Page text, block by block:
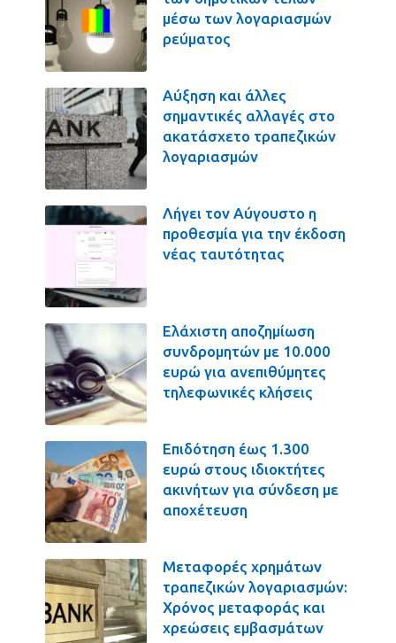
μέσω των λογαριασμών
ρεύματος
Αύξηση και άλλες
σημαντικές αλλαγές στο
ακατάσχετο τραπεζικών
λογαριασμών
Λήγει τον Αύγουστο η
προθεσμία για την έκδοση
νέας ταυτότητας
Ελάχιστη αποζημίωση
συνδρομητών με 10.000
ευρώ για ανεπιθύμητες
τηλεφωνικές κλήσεις
Επιδότηση έως 1.300
ευρώ στους ιδιοκτήτες
ακινήτων για σύνδεση με
αποχέτευση
Μεταφορές χρημάτων
τραπεζικών λογαριασμών:
Χρόνος μεταφοράς και
χρεώσεις εμβασμάτων